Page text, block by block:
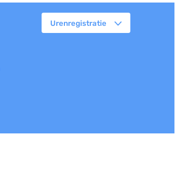
Urenregistratie